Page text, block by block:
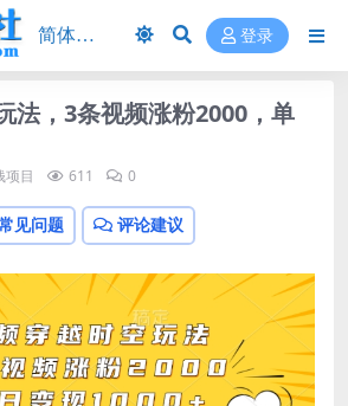
登录
法，3条视频涨粉2000，单
项目 611 0
见问题 评论建议